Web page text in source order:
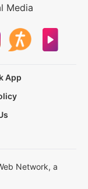
Media
App
Network, a